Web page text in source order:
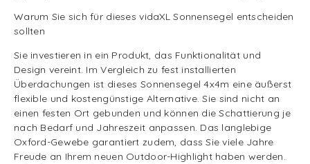
Warum Sie sich für dieses vidaXL Sonnensegel entscheiden
sollten
Sie investieren in ein Produkt, das Funktionalität und
Design vereint. Im Vergleich zu fest installierten
Überdachungen ist dieses Sonnensegel 4x4m eine äußerst
flexible und kostengünstige Alternative. Sie sind nicht an
einen festen Ort gebunden und können die Schattierung je
nach Bedarf und Jahreszeit anpassen. Das langlebige
Oxford-Gewebe garantiert zudem, dass Sie viele Jahre
Freude an Ihrem neuen Outdoor-Highlight haben werden.